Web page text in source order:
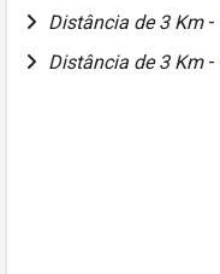
Distância de 3 Km -
Distância de 3 Km -